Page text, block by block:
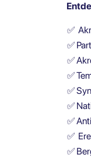
✅
✅
✅
✅
✅
✅
✅
✅
✅